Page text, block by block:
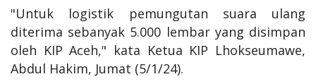
"Untuk logistik pemungutan suara ulang
diterima sebanyak 5.000 lembar yang disimpan
oleh KIP Aceh," kata Ketua KIP Lhokseumawe,
Abdul Hakim, Jumat (5/1/24).